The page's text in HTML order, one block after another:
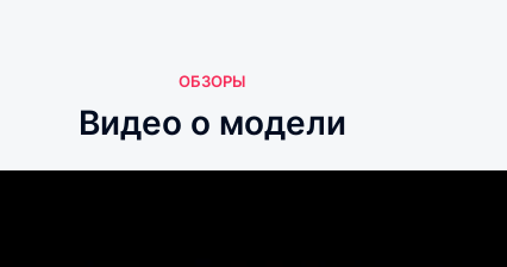
ОБЗОРЫ
Видео о модели